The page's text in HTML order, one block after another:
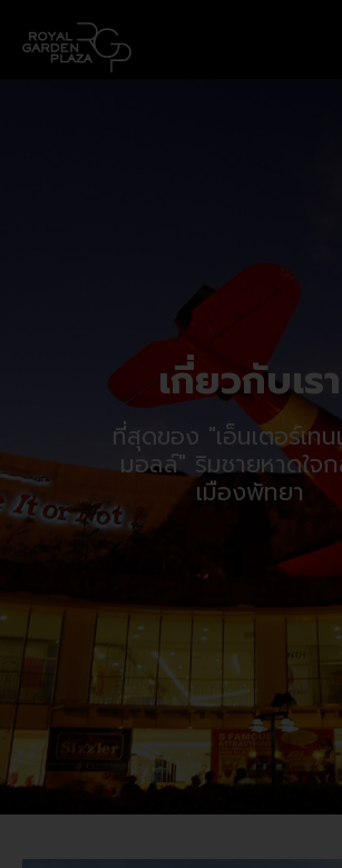
เกี่ยวกับเรา
ที่สุดของ "เอ็นเตอร์เท
มอลล์" ริมชายหาดใจ
เมืองพัทยา